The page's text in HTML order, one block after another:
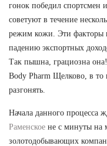
гонок победил спортсмен
советуют в течение
режим кожи. Эти факторы
падению экспортных
Так пышна, грациозна
Body Pharm Щелково, в то
разгонять.
Начала данного процесса
Раменское не с минуты на
золотодобывающих